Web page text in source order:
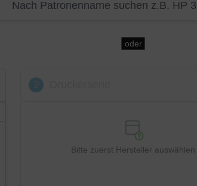
oder
Bitte zuerst Hersteller auswählen